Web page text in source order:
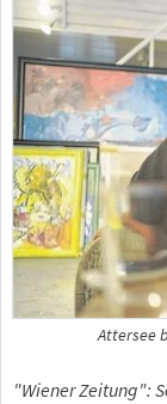
Attersee
"Wiener Zeitung":